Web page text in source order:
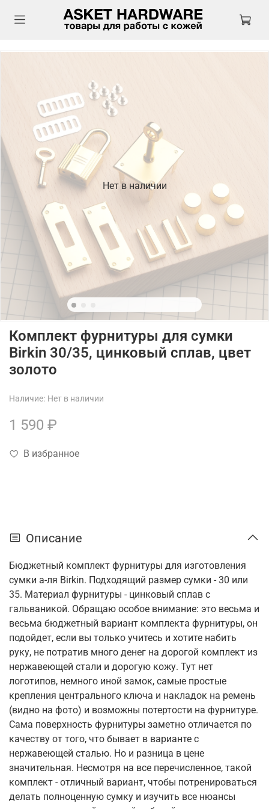
Нет в наличии
Наличие: Нет в наличии
Комплект фурнитуры для сумки
Birkin 30/35, цинковый сплав, цвет
золото
1 590 ₽
В избранное
Описание
Бюджетный комплект фурнитуры для изготовления
сумки а-ля Birkin. Подходящий размер сумки - 30 или
35. Материал фурнитуры - цинковый сплав с
гальваникой. Обращаю особое внимание: это весьма и
весьма бюджетный вариант комплекта фурнитуры, он
подойдет, если вы только учитесь и хотите набить
руку, не потратив много денег на дорогой комплект из
нержавеющей стали и дорогую кожу. Тут нет
логотипов, немного иной замок, самые простые
крепления центрального ключа и накладок на ремень
(видно на фото) и возможны потертости на фурнитуре.
Сама поверхность фурнитуры заметно отличается по
качеству от того, что бывает в варианте с
нержавеющей сталью. Но и разница в цене
значительная. Несмотря на все перечисленное, такой
комплект - отличный вариант, чтобы потренироваться
делать полноценную сумку и изучить все нюансы